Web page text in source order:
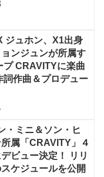
ジュホン、X1出身
ンジュンが所属す
プ CRAVITYに楽曲
詞作曲＆プロデュー
・ミニ＆ソン・ヒ
属「CRAVITY」４
ビュー決定！ リリ
ケジュールを公開